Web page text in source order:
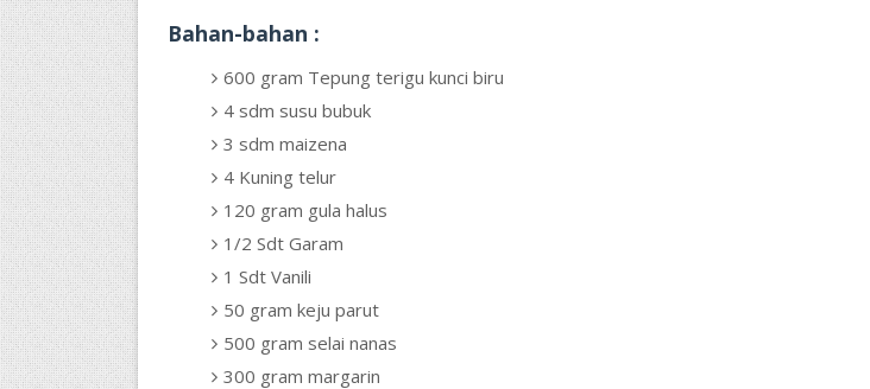
Bahan-bahan :
600 gram Tepung terigu kunci biru
4 sdm susu bubuk
3 sdm maizena
4 Kuning telur
120 gram gula halus
1/2 Sdt Garam
1 Sdt Vanili
50 gram keju parut
500 gram selai nanas
300 gram margarin